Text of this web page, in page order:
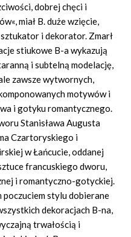
dobrej chęci i
miał B. duże wzięcie,
i dekorator. Zmarł
stiukowe B-a wykazują
i subtelną modelację,
zawsze wytwornych,
motywów i
i gotyku romantycznego.
Stanisława Augusta
Czartoryskiego i
w Łańcucie, oddanej
francuskiego dworu,
i romantyczno-gotyckiej.
poczuciem stylu dobierane
dekoracjach B-na,
trwałością i